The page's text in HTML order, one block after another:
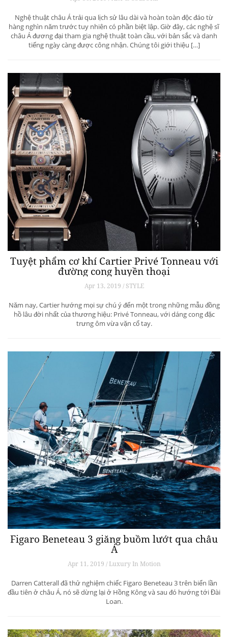
Nghệ thuật châu Á trải qua lịch sử lâu dài và hoàn toàn độc đáo từ
hàng nghìn năm trước tuy nhiên có phần biệt lập. Giờ đây, các nghệ sĩ
châu Á đương đại tham gia nghệ thuật toàn cầu, với bản sắc và danh
tiếng ngày càng được công nhận. Chúng tôi giới thiệu […]
Tuyệt phẩm cơ khí Cartier Privé Tonneau với
đường cong huyền thoại
Apr 13, 2019 / STYLE
Năm nay, Cartier hướng mọi sự chú ý đến một trong những mẫu đồng
hồ lâu đời nhất của thương hiệu: Privé Tonneau, với dáng cong đặc
trưng ôm vừa vặn cổ tay.
Figaro Beneteau 3 giăng buồm lướt qua châu
Á
Apr 11, 2019 / Luxury In Motion
Darren Catterall đã thử nghiệm chiếc Figaro Beneteau 3 trên biển lần
đầu tiên ở châu Á, nó sẽ dừng lại ở Hồng Kông và sau đó hướng tới Đài
Loan.